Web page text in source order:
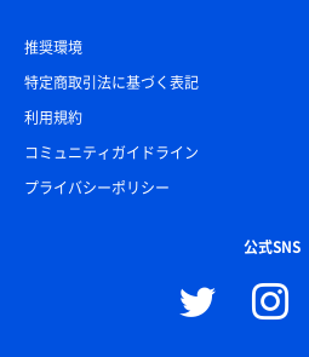
推奨環境
特定商取引法に基づく表記
利用規約
コミュニティガイドライン
プライバシーポリシー
公式SNS